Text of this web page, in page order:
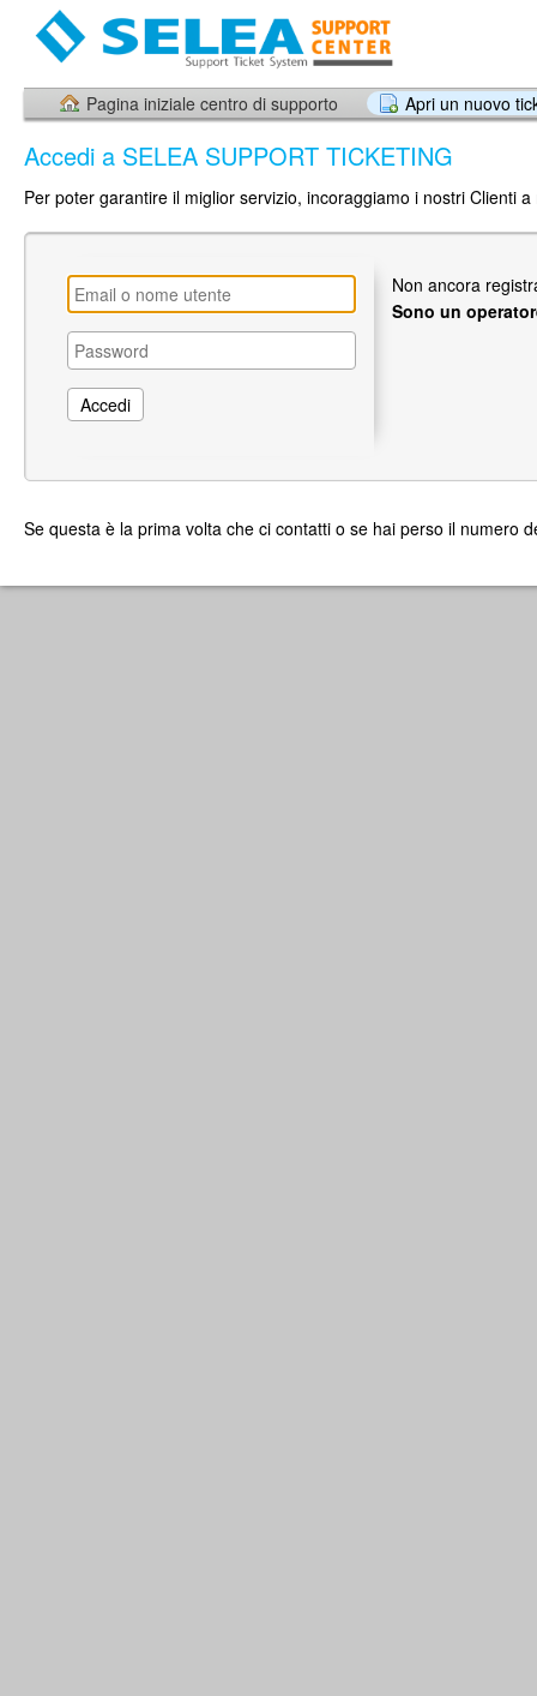
Pagina iniziale centro di supporto Apri un nuovo
Accedi a SELEA SUPPORT TICKETING
Per poter garantire il miglior servizio, incoraggiamo i nostri Clienti
Non ancora
Sono un
Se questa è la prima volta che ci contatti o se hai perso il numero